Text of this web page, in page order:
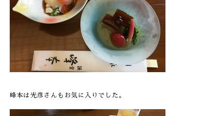
峰本は光彦さんもお気に入りでした。